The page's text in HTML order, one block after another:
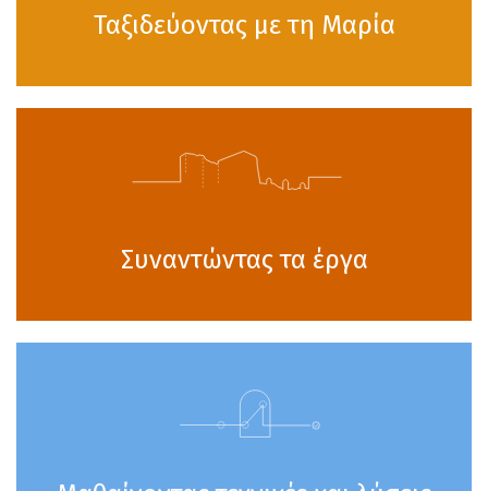
Ταξιδεύοντας με τη Μαρία
Συναντώντας τα έργα